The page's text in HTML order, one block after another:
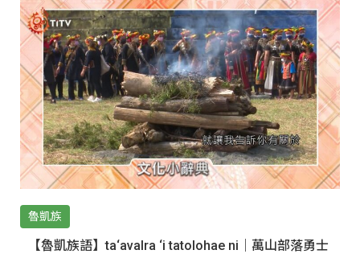
魯凱族
【魯凱族語】ta‘avalra ‘i tatolohae ni｜萬山部落勇士